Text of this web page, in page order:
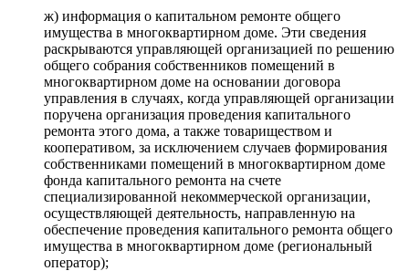
ж) информация о капитальном ремонте общего
имущества в многоквартирном доме. Эти сведения
раскрываются управляющей организацией по решению
общего собрания собственников помещений в
многоквартирном доме на основании договора
управления в случаях, когда управляющей организации
поручена организация проведения капитального
ремонта этого дома, а также товариществом и
кооперативом, за исключением случаев формирования
собственниками помещений в многоквартирном доме
фонда капитального ремонта на счете
специализированной некоммерческой организации,
осуществляющей деятельность, направленную на
обеспечение проведения капитального ремонта общего
имущества в многоквартирном доме (региональный
оператор);